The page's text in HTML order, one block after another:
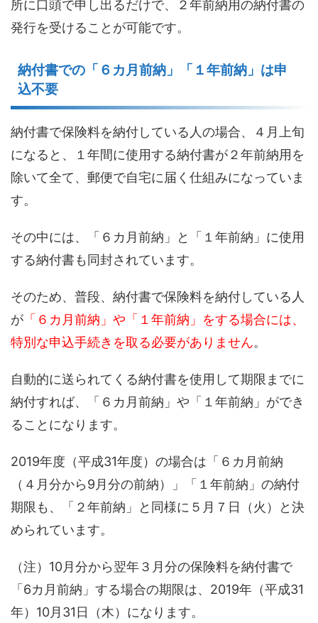
所に口頭で申し出るだけで、２年前納用の納付書の
発行を受けることが可能です。
納付書での「６ カ 月前納」「１年前納」は申
込不要
納付書で保険料を納付している人の場合、４月上旬
になると 、 １年間に使用する納付書が２年前納用を
除いて全て、 郵便で自宅に届く仕組みになっていま
す。
その中には、「６カ月前納」と「１年前納」に使用
する納付書も同封されています。
そのため、 普段、納付書で保険料を納付している人
が 「６ カ 月前納」 や 「１年前納」をする場合には、
特別な申込手続きを取る必要がありません。
自動的に送られてくる納付書を使用して期限までに
納付すれば、 「６ カ 月前納」 や 「１年前納」 ができ
ることになります。
2019年度 （平成31年度）の場合は 「６カ月前納
（４月分から9 月分の前納） 」「１年前納」の納付
期限も 、 「２年前納」と同様に５月７日（火）
と決
められています。
（注） 10月分から翌年３月分の保険料を納付書で
「6カ月前納」 する場合の期限は、 2019年（平成31
年） 10月 31日 （木） になります。